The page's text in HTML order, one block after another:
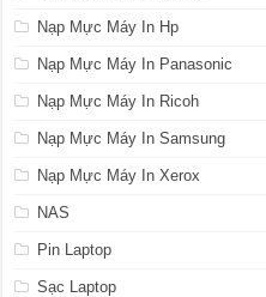
Nạp Mực Máy In Hp
Nạp Mực Máy In Panasonic
Nạp Mực Máy In Ricoh
Nạp Mực Máy In Samsung
Nạp Mực Máy In Xerox
NAS
Pin Laptop
Sạc Laptop